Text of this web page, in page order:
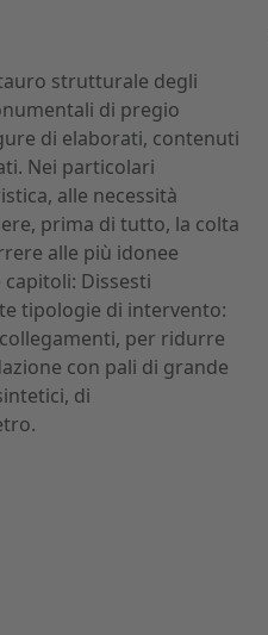
strutturale degli
di pregio
di elaborati, contenuti
Nei particolari
alle necessità
prima di tutto, la colta
alle più idonee
Dissesti
tipologie di intervento:
per ridurre
con pali di grande
di